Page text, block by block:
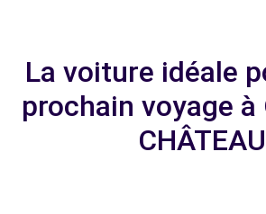
La voiture idéale
prochain voyage à
CHÂTEAU